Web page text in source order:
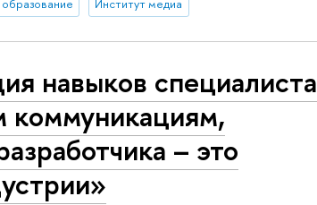
Институт медиа
навыков специалиста
– это